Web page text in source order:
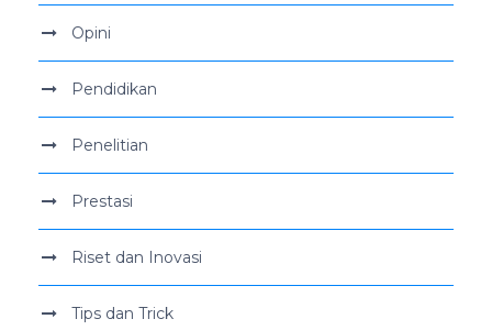
Opini
Pendidikan
Penelitian
Prestasi
Riset dan Inovasi
Tips dan Trick